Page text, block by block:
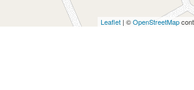
Leaflet | ©OpenStreetMap